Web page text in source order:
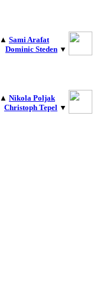
▲ Sami Arafat
Dominic Steden ▼
▲ Nikola Poljak
Christoph Tepel ▼